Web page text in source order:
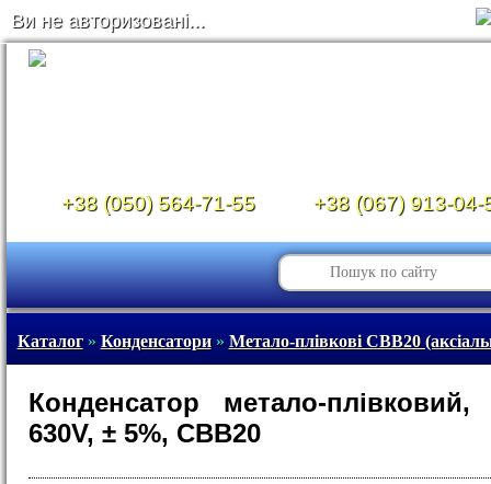
Ви не авторизовані...
+38 (050) 564-71-55 +38 (067) 913-04-
Каталог» Конденсатори» Метало-плівкові CBB20
Конденсатор метало-
630V, ± 5%, CBB20